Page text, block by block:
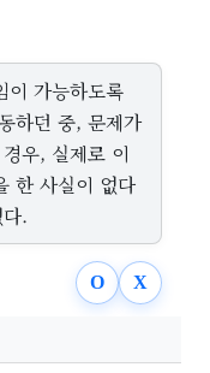
이 가능하도록
하던 중, 문제가
우, 실제로 이
한 사실이 없다
.
O X